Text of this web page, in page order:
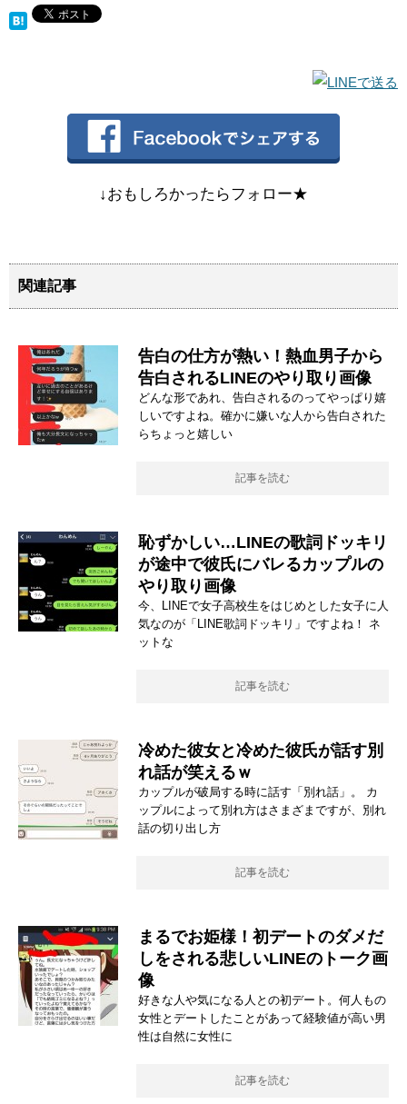
↓おもしろかったらフォロー★
関連記事
告白の仕方が熱い！熱血男子から
告白されるLINEのやり取り画像
どんな形であれ、告白されるのってやっぱり嬉
しいですよね。確かに嫌いな人から告白された
らちょっと嬉しい
記事を読む
恥ずかしい…LINEの歌詞ドッキリ
が途中で彼氏にバレるカップルの
やり取り画像
今、LINEで女子高校生をはじめとした女子に人
気なのが「LINE歌詞ドッキリ」ですよね！ ネ
ットな
記事を読む
冷めた彼女と冷めた彼氏が話す別
れ話が笑えるｗ
カップルが破局する時に話す「別れ話」。 カ
ップルによって別れ方はさまざまですが、別れ
話の切り出し方
記事を読む
まるでお姫様！初デートのダメだ
しをされる悲しいLINEのトーク画
像
好きな人や気になる人との初デート。何人もの
女性とデートしたことがあって経験値が高い男
性は自然に女性に
記事を読む